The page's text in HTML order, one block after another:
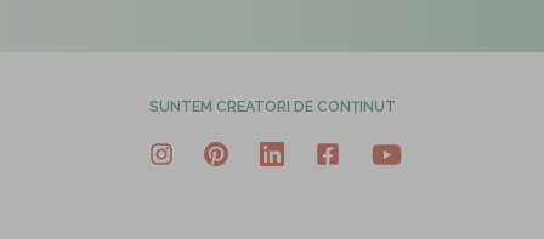
SUNTEM CREATORI DE CONȚINUT